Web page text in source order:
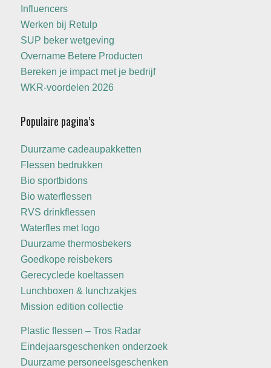
Influencers
Werken bij Retulp
SUP beker wetgeving
Overname Betere Producten
Bereken je impact met je bedrijf
WKR-voordelen 2026
Populaire pagina’s
Duurzame cadeaupakketten
Flessen bedrukken
Bio sportbidons
Bio waterflessen
RVS drinkflessen
Waterfles met logo
Duurzame thermosbekers
Goedkope reisbekers
Gerecyclede koeltassen
Lunchboxen & lunchzakjes
Mission edition collectie
Plastic flessen – Tros Radar
Eindejaarsgeschenken onderzoek
Duurzame personeelsgeschenken